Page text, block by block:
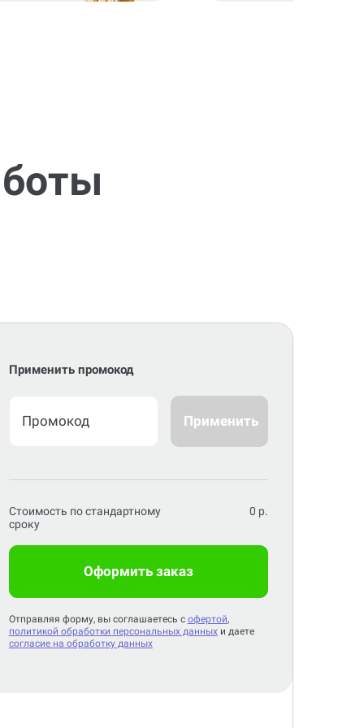
Применить промокод
Применить
Стоимость по стандартному
сроку
0 р.
Оформить заказ
Отправляя форму, вы соглашаетесь с офертой,
политикой обработки персональных данныхи даете
согласие на обработку данных